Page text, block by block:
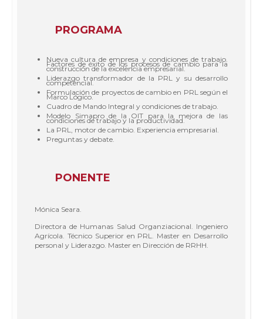
PROGRAMA
Nueva cultura de empresa y condiciones de trabajo.
Factores de éxito de los procesos de cambio para la
construcción de la excelencia empresarial.
Liderazgo transformador de la PRL y su desarrollo
competencial.
Formulación de proyectos de cambio en PRL según el
Marco Lógico.
Cuadro de Mando Integral y condiciones de trabajo.
Modelo Simapro de la OIT para la mejora de las
condiciones de trabajo y la productividad.
La PRL, motor de cambio. Experiencia empresarial.
Preguntas y debate.
PONENTE
Mónica Seara.
Directora de Humanas Salud Organziacional. Ingeniero
Agrícola. Técnico Superior en PRL. Master en Desarrollo
personal y Liderazgo. Master en Dirección de RRHH.